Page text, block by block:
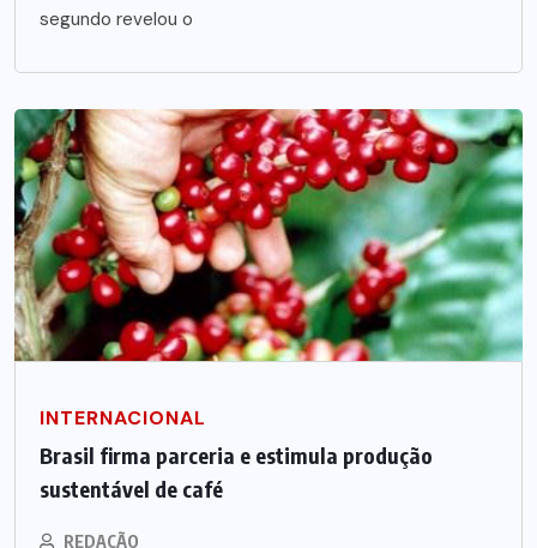
segundo revelou o
INTERNACIONAL
Brasil firma parceria e estimula produção
sustentável de café
REDAÇÃO